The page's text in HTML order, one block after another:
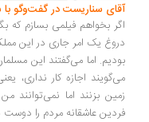
سناریست در گفت‌وگو با سعید
بخواهم فیلمی بسازم که بگویم
یک امر جاری در این مملکت
اما می‌گفتند این مسلمان
اجازه کار نداری، یعنی
بزنند اما نمی‌توانند من را
عاشقانه مردم را دوست داشت